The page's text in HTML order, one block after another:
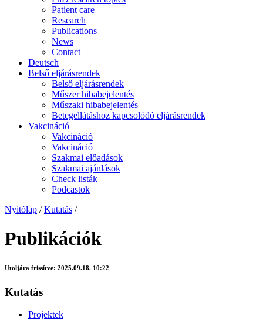
Patient care
Research
Publications
News
Contact
Deutsch
Belső eljárásrendek
Belső eljárásrendek
Műszer hibabejelentés
Műszaki hibabejelentés
Betegellátáshoz kapcsolódó eljárásrendek
Vakcináció
Vakcináció
Vakcináció
Szakmai előadások
Szakmai ajánlások
Check listák
Podcastok
Nyitólap / Kutatás /
Publikációk
Utoljára frissítve: 2025.09.18. 10:22
Kutatás
Projektek